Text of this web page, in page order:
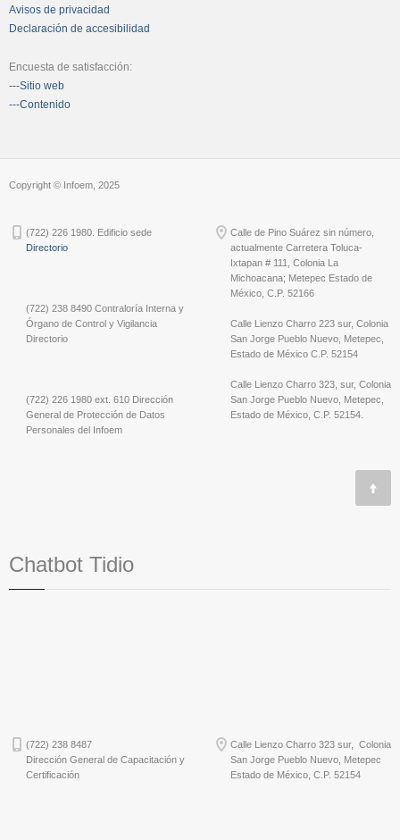
Avisos de privacidad
Declaración de accesibilidad
Encuesta de satisfacción:
---Sitio web
---Contenido
Copyright © Infoem, 2025
(722) 226 1980. Edificio sede
Directorio
(722) 238 8490 Contraloría Interna y
Órgano de Control y Vigilancia
Directorio
(722) 226 1980 ext. 610 Dirección
General de Protección de Datos
Personales del Infoem
Calle de Pino Suárez sin número,
actualmente Carretera Toluca-
Ixtapan # 111, Colonia La
Michoacana; Metepec Estado de
México, C.P. 52166
Calle Lienzo Charro 223 sur, Colonia
San Jorge Pueblo Nuevo, Metepec,
Estado de México C.P. 52154
Calle Lienzo Charro 323, sur, Colonia
San Jorge Pueblo Nuevo, Metepec,
Estado de México, C.P. 52154.
Chatbot Tidio
(722) 238 8487
Dirección General de Capacitación y
Certificación
Calle Lienzo Charro 323 sur, Colonia
San Jorge Pueblo Nuevo, Metepec
Estado de México, C.P. 52154